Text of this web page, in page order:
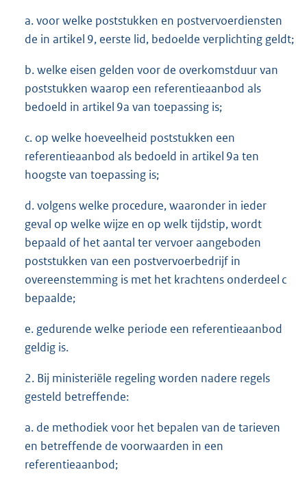
a. voor welke poststukken en postvervoerdiensten
de in artikel 9, eerste lid, bedoelde verplichting geldt;
b. welke eisen gelden voor de overkomstduur van
poststukken waarop een referentieaanbod als
bedoeld in artikel 9a van toepassing is;
c. op welke hoeveelheid poststukken een
referentieaanbod als bedoeld in artikel 9a ten
hoogste van toepassing is;
d. volgens welke procedure, waaronder in ieder
geval op welke wijze en op welk tijdstip, wordt
bepaald of het aantal ter vervoer aangeboden
poststukken van een postvervoerbedrijf in
overeenstemming is met het krachtens onderdeel c
bepaalde;
e. gedurende welke periode een referentieaanbod
geldig is.
2. Bij ministeriële regeling worden nadere regels
gesteld betreffende:
a. de methodiek voor het bepalen van de tarieven
en betreffende de voorwaarden in een
referentieaanbod;